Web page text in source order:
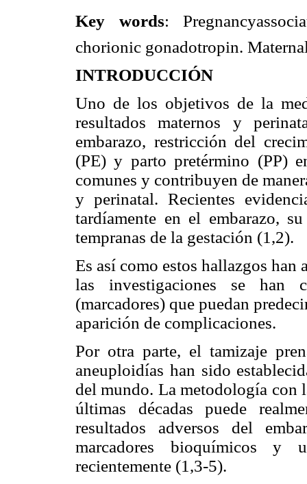
Key words:
chorionic gonadotropin.
INTRODUCCIÓN
Uno de los objetivos de la
resultados maternos y
embarazo, restricción del
(PE) y parto pretérmino (PP)
comunes y contribuyen de
y perinatal. Recientes
tardíamente en el embarazo,
tempranas de la gestación (1,2).
Es así como estos hallazgos han
las investigaciones se han
(marcadores) que puedan
aparición de complicaciones.
Por otra parte, el tamizaje
aneuploidías han sido
del mundo. La metodología con
últimas décadas puede
resultados adversos del
marcadores bioquímicos y
recientemente (1,3-5).